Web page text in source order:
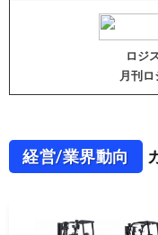
ロジ
月刊
経営/業界動向